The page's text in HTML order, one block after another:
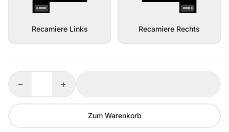
Recamiere Links Recamiere Rechts
− +
Zum Warenkorb